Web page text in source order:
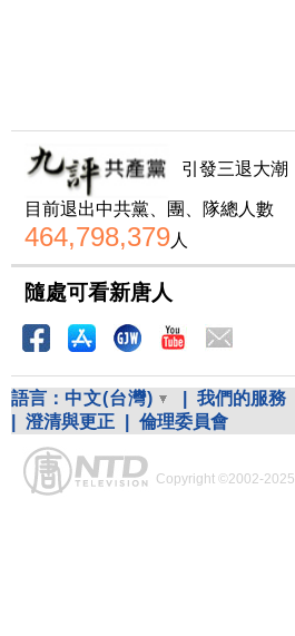
引發三退大潮
目前退出中共黨、團、隊總人數
464,798,379人
隨處可看新唐人
語言： 中文(台灣) 我們的服務
澄清與更正 倫理委員會
Copyright ©2002-2025